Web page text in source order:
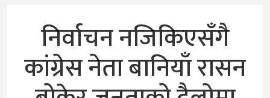
निर्वाचन नजिकिएसँगै
कांग्रेस नेता बानियाँ रासन